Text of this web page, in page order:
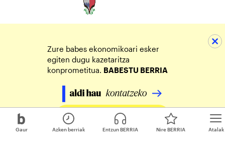
Gaur Atalak
Azken berriak Entzun BERRIA Nire BERRIA
Zure babes ekonomikoari esker
egiten dugu kazetaritza
konprometitua. BABESTU BERRIA
Egin zure ekarpena